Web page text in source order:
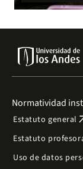
Normatividad
Estatuto general
Estatuto
Uso de datos